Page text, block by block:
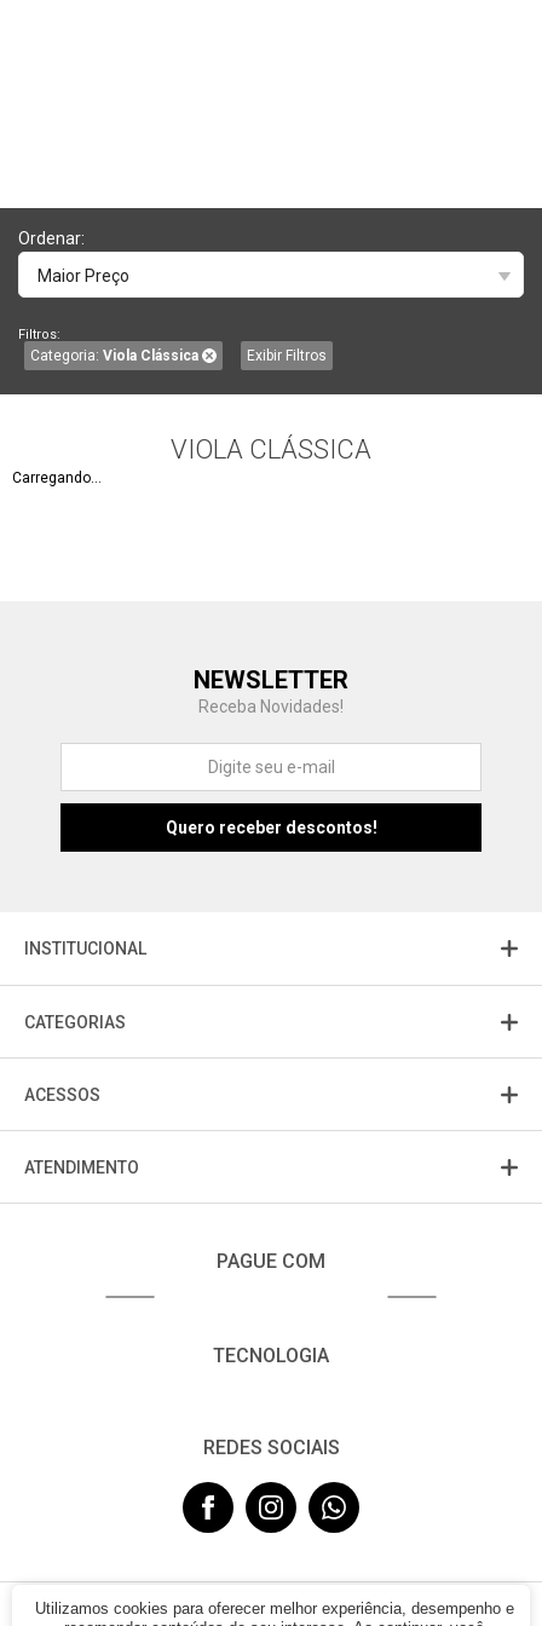
Ordenar:
Maior Preço
Filtros:
Categoria: Viola Clássica Exibir Filtros
VIOLA CLÁSSICA
Carregando...
NEWSLETTER
Receba Novidades!
INSTITUCIONAL
CATEGORIAS
ACESSOS
ATENDIMENTO
PAGUE COM
TECNOLOGIA
REDES SOCIAIS
Fu Fujisom
Utilizamos cookies para oferecer melhor experiência, desempenho e